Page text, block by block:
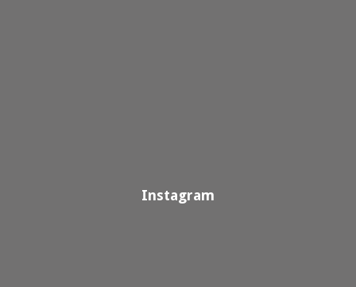
Instagram